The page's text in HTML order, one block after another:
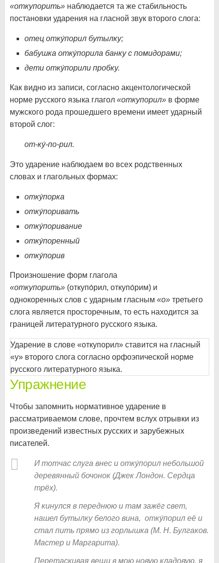
«откупорить» наблюдается та же стабильность
постановки ударения на гласной звук второго слога:
отец отку́порил бутылку;
бабушка отку́порила банку с помидорами;
дети отку́порили пробку.
Как видно из записи, согласно акцентологической
норме русского языка глагол «откупорил» в форме
мужского рода прошедшего времени имеет ударный
второй слог:
от-ку́-по-рил.
Это ударение наблюдаем во всех родственных
словах и глагольных формах:
отку́порка
отку́поривать
отку́поривание
отку́поренный
отку́порив
Произношение форм глагола
«откупорить» (откупо́рил, откупо́рим) и
однокоренных слов с ударным гласным «о» третьего
слога является просторечным, то есть находится за
границей литературного русского языка.
Ударение в слове «откупорил» ставится на гласный
«у» второго слога согласно орфоэпической норме
русского литературного языка.
Упражнение
Чтобы запомнить нормативное ударение в
рассматриваемом слове, прочтем вслух отрывки из
произведений известных русских и зарубежных
писателей.
И тотчас слуга внес и отку́порил небольшой
деревянный бочонок (Джек Лондон. Сердца
трёх).
Я кинулся в переднюю и там зажёг свет,
нашел бутылку белого вина, отку́порил её и
стал пить прямо из горлышка (М. Н. Булгаков.
Мастер и Маргарита).
Перетаскивая вещи в мою новую кладовую, я